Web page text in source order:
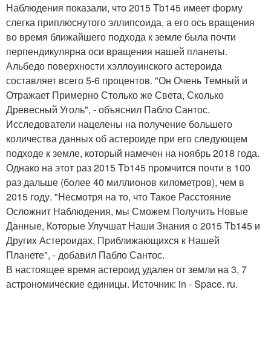
Наблюдения показали, что 2015 Tb145 имеет форму
слегка приплюснутого эллипсоида, а его ось вращения
во время ближайшего подхода к земле была почти
перпендикулярна оси вращения нашей планеты.
Альбедо поверхности хэллоуинского астероида
составляет всего 5-6 процентов. "Он Очень Темный и
Отражает Примерно Столько же Света, Сколько
Древесный Уголь", - объяснил Пабло Сантос.
Исследователи нацелены на получение большего
количества данных об астероиде при его следующем
подходе к земле, который намечен на ноябрь 2018 года.
Однако на этот раз 2015 Tb145 промчится почти в 100
раз дальше (более 40 миллионов километров), чем в
2015 году. "Несмотря на то, что Такое Расстояние
Осложнит Наблюдения, мы Сможем Получить Новые
Данные, Которые Улучшат Наши Знания о 2015 Tb145 и
Других Астероидах, Приближающихся к Нашей
Планете", - добавил Пабло Сантос.
В настоящее время астероид удален от земли на 3, 7
астрономические единицы. Источник: in - Space. ru.